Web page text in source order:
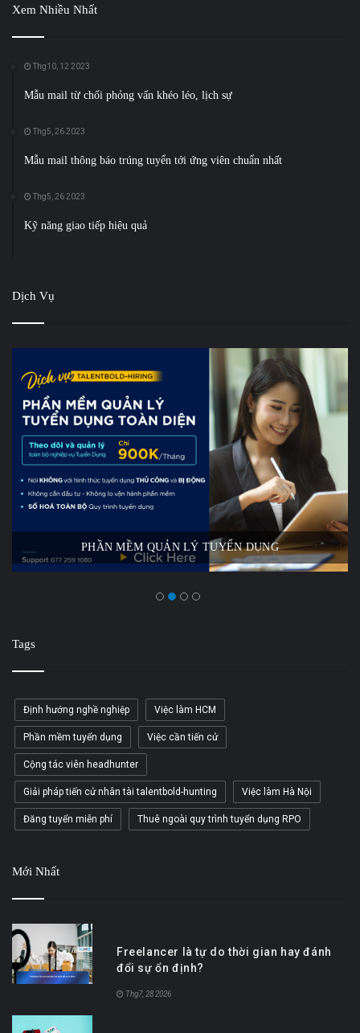
Xem Nhiều Nhất
Thg10, 12 2023
Mẫu mail từ chối phỏng vấn khéo léo, lịch sự
Thg5, 26 2023
Mẫu mail thông báo trúng tuyển tới ứng viên chuẩn nhất
Thg5, 26 2023
Kỹ năng giao tiếp hiệu quả
Dịch Vụ
PHẦN MỀM QUẢN LÝ TUYỂN DỤNG
Tags
Định hướng nghề nghiệp Việc làm HCM
Phần mềm tuyển dụng Việc cần tiến cử
Cộng tác viên headhunter
Giải pháp tiến cử nhân tài talentbold-hunting Việc làm Hà Nội
Đăng tuyển miễn phí Thuê ngoài quy trình tuyển dụng RPO
Mới Nhất
Freelancer là tự do thời gian hay đánh
đổi sự ổn định?
Thg7, 28 2026